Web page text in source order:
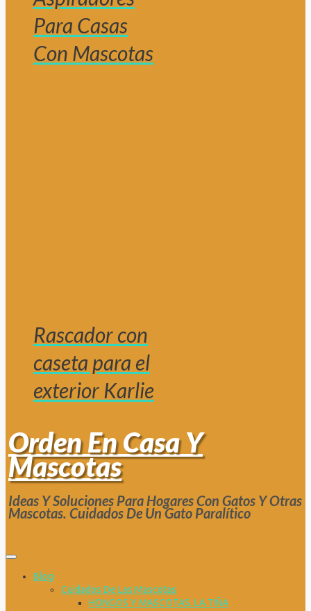
Para Casas
Con Mascotas
Rascador con
caseta para el
exterior Karlie
Orden En Casa Y
Mascotas
Ideas Y Soluciones Para Hogares Con Gatos Y Otras
Mascotas. Cuidados De Un Gato Paralítico
Blog
Cuidados De Las Mascotas
HONGOS Y MASCOTAS. LA TIÑA